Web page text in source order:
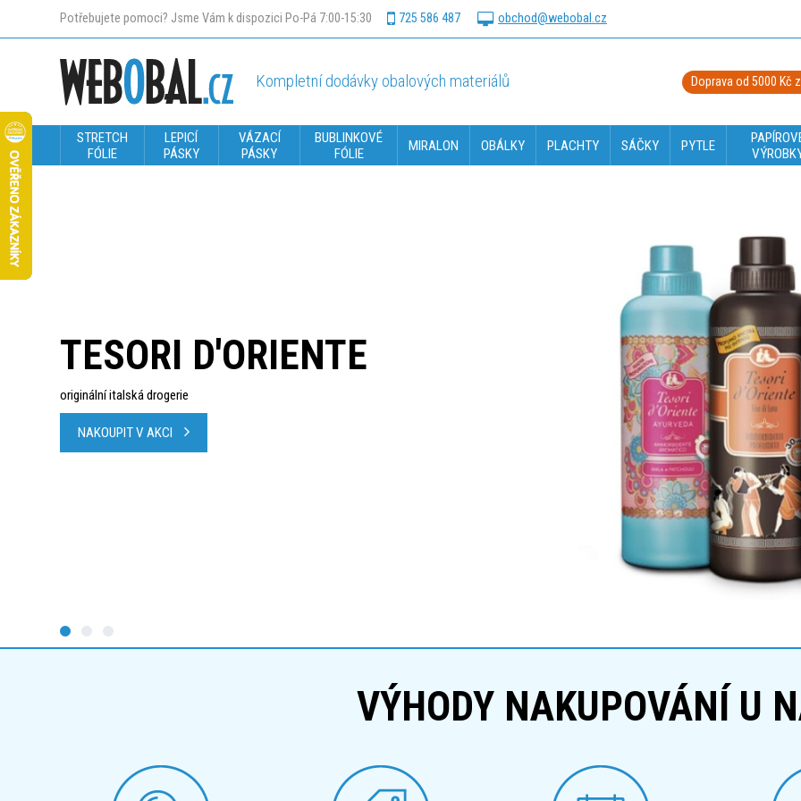
Potřebujete pomoci? Jsme Vám k dispozici Po-Pá 7:00-15:30 725 586 487 obchod@webobal.cz
Kompletní dodávky obalových materiálů Doprava od 5000 Kč
STRETCH
FÓLIE
LEPICÍ
PÁSKY
VÁZACÍ
PÁSKY
BUBLINKOVÉ
FÓLIE
MIRALON OBÁLKY PLACHTY SÁČKY PYTLE
TESORI D'ORIENTE
originální italská drogerie
NAKOUPIT V AKCI
VÝHODY NAKUPOVÁNÍ U